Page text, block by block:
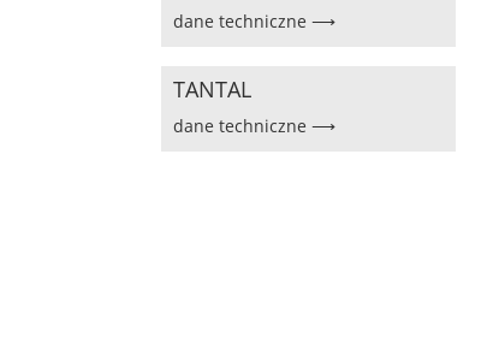
dane techniczne ⟶
TANTAL
dane techniczne ⟶